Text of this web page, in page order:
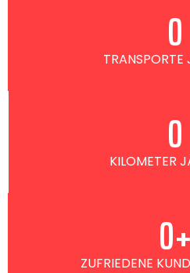
TRANSPORTE
0
KILOMETER
0
ZUFRIEDENE 0+